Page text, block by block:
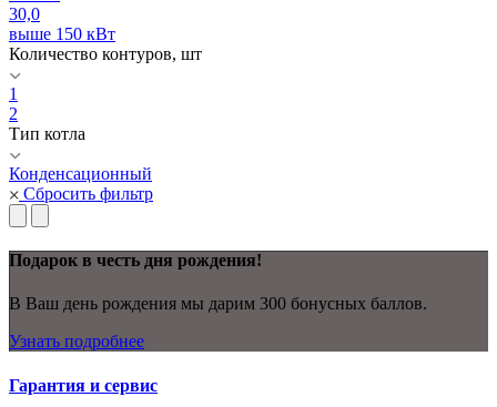
30,0
выше 150 кВт
Количество контуров, шт
1
2
Тип котла
Конденсационный
Сбросить фильтр
Подарок в честь дня рождения!
В Ваш день рождения мы дарим 300 бонусных баллов.
Узнать подробнее
Гарантия и сервис